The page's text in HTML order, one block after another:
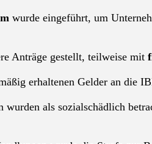
wurde eingeführt, um
Anträge gestellt, teilweise mit
erhaltenen Gelder an die
wurden als sozialschädlich